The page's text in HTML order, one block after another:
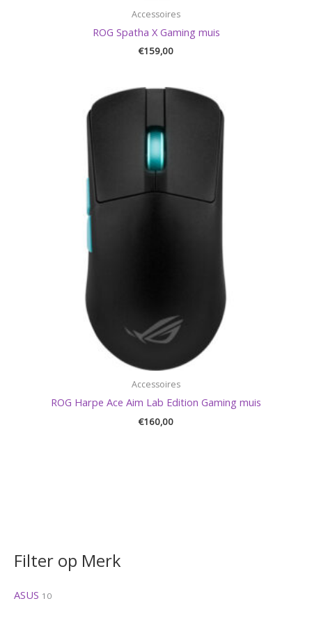
Filter op Merk
ASUS 10
Accessoires
ROG Spatha X Gaming muis
€159,00
Accessoires
ROG Harpe Ace Aim Lab Edition Gaming muis
€160,00